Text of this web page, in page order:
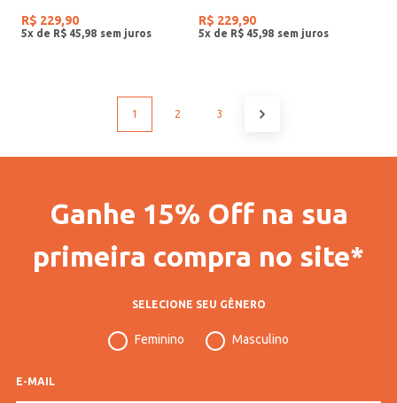
R$ 229,90
5x de R$ 45 98
R$ 229,90
5x de R$ 45 98
1 2 3
Ganhe 15% Off na sua
primeira compra no site*
SELECIONE SEU GÊNERO
Feminino Masculino
E-MAIL